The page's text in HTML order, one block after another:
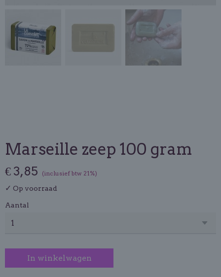
Marseille zeep 100 gram
€ 3,85 (inclusief btw 21%)
✓ Op voorraad
Aantal
In winkelwagen